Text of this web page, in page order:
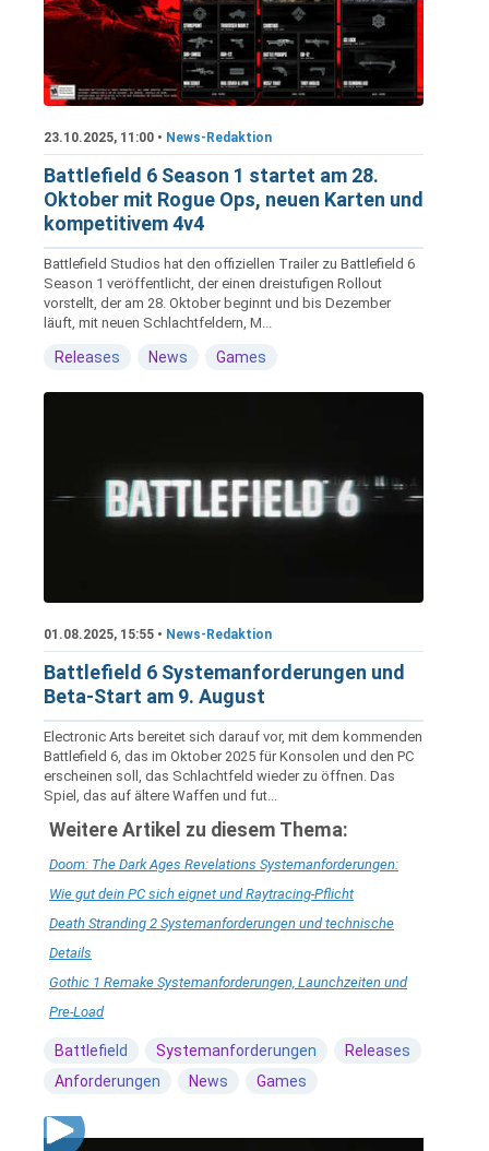
23.10.2025, 11:00 • News-Redaktion
Battlefield 6 Season 1 startet am 28.
Oktober mit Rogue Ops, neuen Karten und
kompetitivem 4v4
Battlefield Studios hat den offiziellen Trailer zu Battlefield 6
Season 1 veröffentlicht, der einen dreistufigen Rollout
vorstellt, der am 28. Oktober beginnt und bis Dezember
läuft, mit neuen Schlachtfeldern, M...
Releases News Games
01.08.2025, 15:55 • News-Redaktion
Battlefield 6 Systemanforderungen und
Beta-Start am 9. August
Electronic Arts bereitet sich darauf vor, mit dem kommenden
Battlefield 6, das im Oktober 2025 für Konsolen und den PC
erscheinen soll, das Schlachtfeld wieder zu öffnen. Das
Spiel, das auf ältere Waffen und fut...
Weitere Artikel zu diesem Thema:
Doom: The Dark Ages Revelations Systemanforderungen:
Wie gut dein PC sich eignet und Raytracing-Pflicht
Death Stranding 2 Systemanforderungen und technische
Details
Gothic 1 Remake Systemanforderungen, Launchzeiten und
Pre-Load
Battlefield Systemanforderungen
Releases
Anforderungen
News Games